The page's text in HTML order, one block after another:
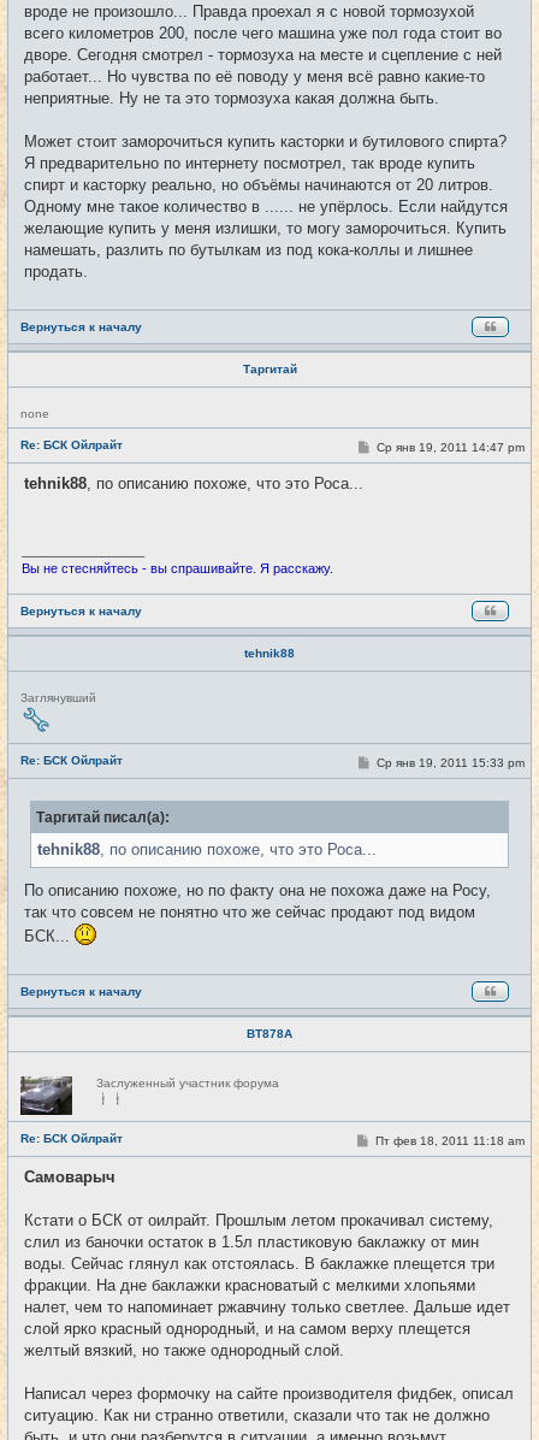
вроде не произошло... Правда проехал я с новой тормозухой
всего километров 200, после чего машина уже пол года стоит во
дворе. Сегодня смотрел - тормозуха на месте и сцепление с ней
работает... Но чувства по её поводу у меня всё равно какие-то
неприятные. Ну не та это тормозуха какая должна быть.
Может стоит заморочиться купить касторки и бутилового спирта?
Я предварительно по интернету посмотрел, так вроде купить
спирт и касторку реально, но объёмы начинаются от 20 литров.
Одному мне такое количество в ...... не упёрлось. Если найдутся
желающие купить у меня излишки, то могу заморочиться. Купить
намешать, разлить по бутылкам из под кока-коллы и лишнее
продать.
Вернуться к началу
Таргитай
Н
в
с
е
т
none
Re: БСК Ойлрайт #44
С
о
Ср янв 19, 2011 14:47 pm
tehnik88 , по описанию похоже, что это Роса...
Вы не стесняйтесь - вы спрашивайте. Я расскажу.
Вернуться к началу
tehnik88
Н
е
в
т
и
Заглянувший
Re: БСК Ойлрайт #45
С
о
б
е
Ср янв 19, 2011 15:33 pm
Таргитай писал(а):
tehnik88 , по описанию похоже, что это Роса...
По описанию похоже, но по факту она не похожа даже на Росу,
так что совсем не понятно что же сейчас продают под видом
БСК...
Вернуться к началу
BT878A
Н
е
в
с
е
т
и
Заслуженный участник форума
Re: БСК Ойлрайт #46
С
о
н
и
Пт фев 18, 2011 11:18 am
Самоварыч
Кстати о БСК от оилрайт. Прошлым летом прокачивал систему,
слил из баночки остаток в 1.5л пластиковую баклажку от мин
воды. Сейчас глянул как отстоялась. В баклажке плещется три
фракции. На дне баклажки красноватый с мелкими хлопьями
налет, чем то напоминает ржавчину только светлее. Дальше идет
слой ярко красный однородный, и на самом верху плещется
желтый вязкий, но также однородный слой.
Написал через формочку на сайте производителя фидбек, описал
ситуацию. Как ни странно ответили, сказали что так не должно